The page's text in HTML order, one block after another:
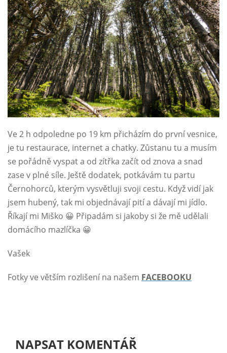
Ve 2 h odpoledne po 19 km přicházím do první vesnice,
je tu restaurace, internet a chatky. Zůstanu tu a musím
se pořádně vyspat a od zítřka začít od znova a snad
zase v plné síle. Ještě dodatek, potkávám tu partu
Černohorců, kterým vysvětluji svoji cestu. Když vidí jak
jsem hubený, tak mi objednávají pití a dávají mi jídlo.
Říkají mi Miško 😀 Připadám si jakoby si že mě udělali
domácího mazlíčka 😀
Vašek
Fotky ve větším rozlišení na našem FACEBOOKU
NAPSAT KOMENTÁŘ